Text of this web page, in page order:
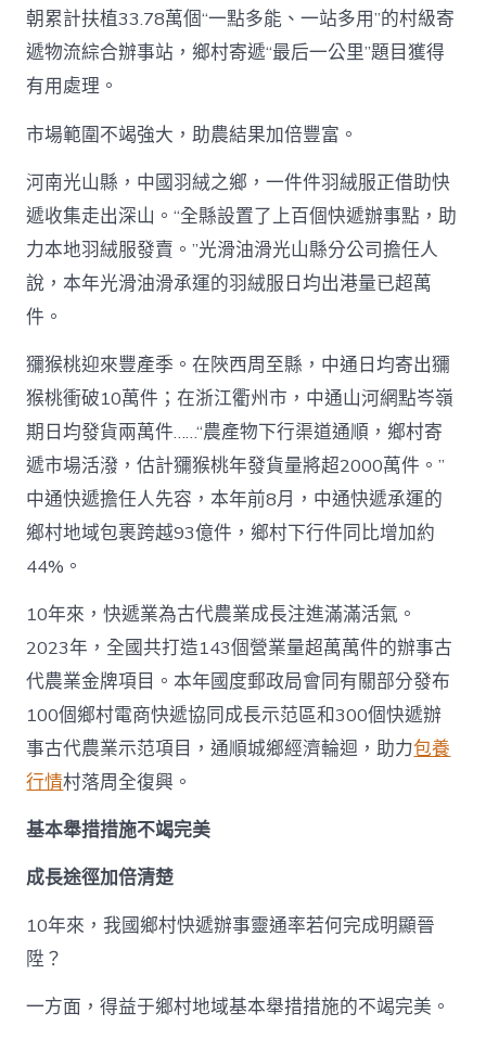
朝累計扶植33.78萬個“一點多能、一站多用”的村級寄
遞物流綜合辦事站，鄉村寄遞“最后一公里”題目獲得
有用處理。
市場範圍不竭強大，助農結果加倍豐富。
河南光山縣，中國羽絨之鄉，一件件羽絨服正借助快
遞收集走出深山。“全縣設置了上百個快遞辦事點，助
力本地羽絨服發賣。”光滑油滑光山縣分公司擔任人
說，本年光滑油滑承運的羽絨服日均出港量已超萬
件。
獼猴桃迎來豐產季。在陜西周至縣，中通日均寄出獼
猴桃衝破10萬件；在浙江衢州市，中通山河網點岑嶺
期日均發貨兩萬件……“農產物下行渠道通順，鄉村寄
遞市場活潑，估計獼猴桃年發貨量將超2000萬件。”
中通快遞擔任人先容，本年前8月，中通快遞承運的
鄉村地域包裹跨越93億件，鄉村下行件同比增加約
44%。
10年來，快遞業為古代農業成長注進滿滿活氣。
2023年，全國共打造143個營業量超萬萬件的辦事古
代農業金牌項目。本年國度郵政局會同有關部分發布
100個鄉村電商快遞協同成長示范區和300個快遞辦
事古代農業示范項目，通順城鄉經濟輪迴，助力包養
行情村落周全復興。
基本舉措措施不竭完美
成長途徑加倍清楚
10年來，我國鄉村快遞辦事靈通率若何完成明顯晉
陞？
一方面，得益于鄉村地域基本舉措措施的不竭完美。